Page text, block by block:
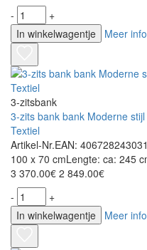
-
+
In winkelwagentje
Meer
3-zitsbank
3-zits bank bank Moderne
Textiel
Artikel-Nr.EAN:
100 x 70 cmLengte: ca: 245
3 370.00€ 2 849.00€
-
+
In winkelwagentje
Meer